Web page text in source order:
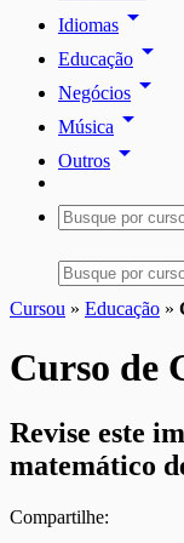
Idiomas arrow_drop_down
Educação arrow_drop_down
Negócios arrow_drop_down
Música arrow_drop_down
Outros arrow_drop_down
Cursou » Educação »
Curso de
Revise este
matemático
Compartilhe: